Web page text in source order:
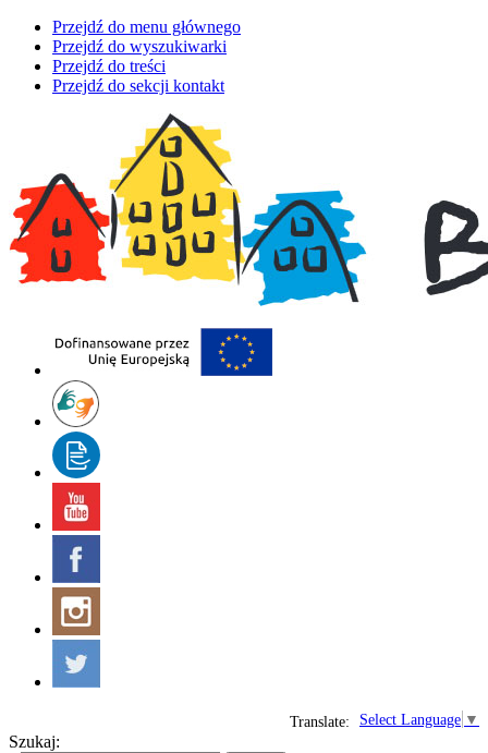
Przejdź do menu głównego
Przejdź do wyszukiwarki
Przejdź do treści
Przejdź do sekcji kontakt
Select Language ▼
Translate:
Szukaj: